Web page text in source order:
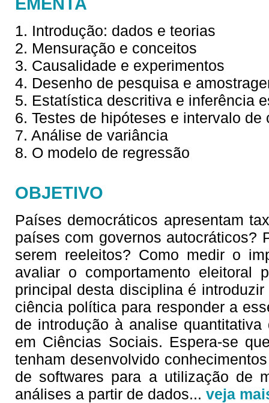
1. Introdução: dados e teorias
2. Mensuração e conceitos
3. Causalidade e experimentos
4. Desenho de pesquisa e
5. Estatística descritiva e inferência
6. Testes de hipóteses e intervalo de
7. Análise de variância
8. O modelo de regressão
OBJETIVO
Países democráticos apresentam
países com governos autocráticos?
serem reeleitos? Como medir o
avaliar o comportamento eleitoral
principal desta disciplina é
ciência política para responder a
de introdução à analise
em Ciências Sociais. Espera-se
tenham desenvolvido
de softwares para a utilização de
análises a partir de dados... veja